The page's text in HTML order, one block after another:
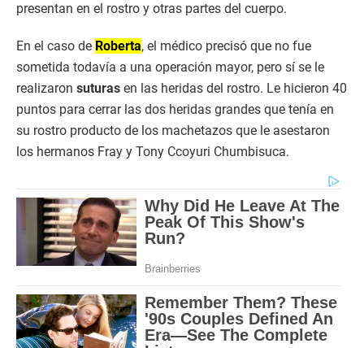
presentan en el rostro y otras partes del cuerpo.
En el caso de Roberta, el médico precisó que no fue
sometida todavía a una operación mayor, pero sí se le
realizaron suturas en las heridas del rostro. Le hicieron 40
puntos para cerrar las dos heridas grandes que tenía en
su rostro producto de los machetazos que le asestaron
los hermanos Fray y Tony Ccoyuri Chumbisuca.